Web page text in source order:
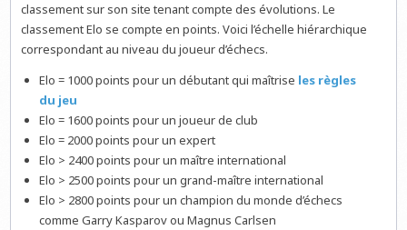
classement sur son site tenant compte des évolutions. Le
classement Elo se compte en points. Voici l’échelle hiérarchique
correspondant au niveau du joueur d’échecs.
Elo = 1000 points pour un débutant qui maîtrise les règles
du jeu
Elo = 1600 points pour un joueur de club
Elo = 2000 points pour un expert
Elo > 2400 points pour un maître international
Elo > 2500 points pour un grand-maître international
Elo > 2800 points pour un champion du monde d’échecs
comme Garry Kasparov ou Magnus Carlsen